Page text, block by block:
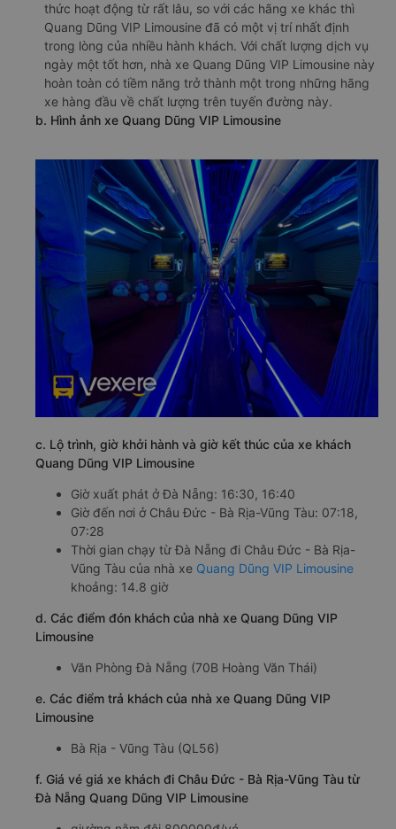
thức hoạt động từ rất lâu, so với các hãng xe khác thì
Quang Dũng VIP Limousine đã có một vị trí nhất định
trong lòng của nhiều hành khách. Với chất lượng dịch vụ
ngày một tốt hơn, nhà xe Quang Dũng VIP Limousine này
hoàn toàn có tiềm năng trở thành một trong những hãng
xe hàng đầu về chất lượng trên tuyến đường này.
b. Hình ảnh xe Quang Dũng VIP Limousine
c. Lộ trình, giờ khởi hành và giờ kết thúc của xe khách
Quang Dũng VIP Limousine
Giờ xuất phát ở Đà Nẵng: 16:30, 16:40
Giờ đến nơi ở Châu Đức - Bà Rịa-Vũng Tàu: 07:18,
07:28
Thời gian chạy từ Đà Nẵng đi Châu Đức - Bà Rịa-
Vũng Tàu của nhà xe Quang Dũng VIP Limousine
khoảng: 14.8 giờ
d. Các điểm đón khách của nhà xe Quang Dũng VIP
Limousine
Văn Phòng Đà Nẵng (70B Hoàng Văn Thái)
e. Các điểm trả khách của nhà xe Quang Dũng VIP
Limousine
Bà Rịa - Vũng Tàu (QL56)
f. Giá vé giá xe khách đi Châu Đức - Bà Rịa-Vũng Tàu từ
Đà Nẵng Quang Dũng VIP Limousine